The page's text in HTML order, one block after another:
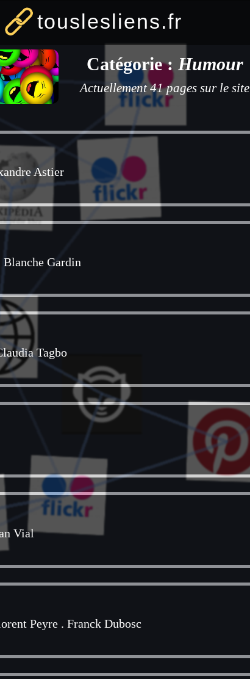
touslesliens.fr
Catégorie : Humour
Actuellement 41 pages sur le site
Astier
Blanche Gardin
Tagbo
Vial
Peyre . Franck Dubosc